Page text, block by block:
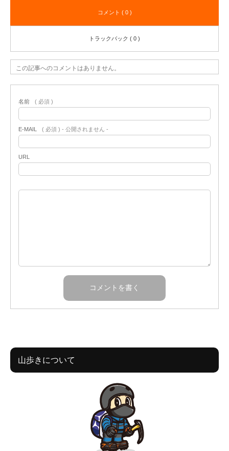
コメント ( 0 )
トラックバック ( 0 )
この記事へのコメントはありません。
名前 ( 必須 )
E-MAIL ( 必須 ) - 公開されません -
URL
山歩きについて